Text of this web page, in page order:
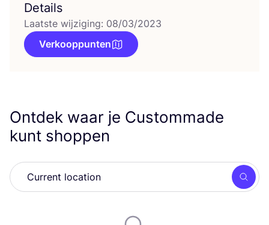
Details
Laatste wijziging: 08/03/2023
Verkooppunten
Ontdek waar je Custommade
kunt shoppen
Zoek